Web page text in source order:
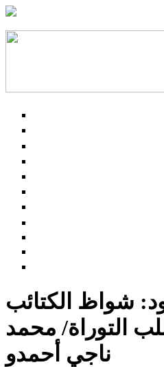
شواظ الكتائب
التوراة/ محمد
ناجي أحمدو